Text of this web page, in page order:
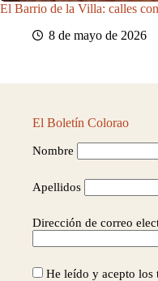
El Barrio de la Villa: calles
8 de mayo de 2026
El Boletín Colorao
Nombre
Apellidos
Dirección de correo
He leído y acepto los